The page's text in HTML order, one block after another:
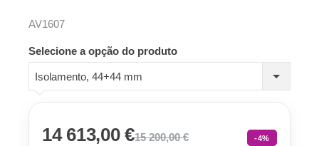
AV1607
Selecione a opção do produto
Isolamento, 44+44 mm
14 613,00 €15 200,00 € -4%